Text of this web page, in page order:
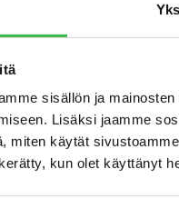
sisällön ja
Lisäksi jaamme
miten käytät
kun olet käyttänyt
Hämeentie 31 LH 821
00500 HELSINKI